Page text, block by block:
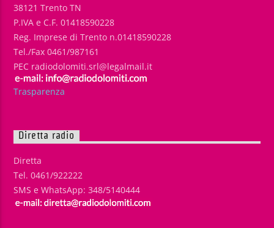
38121 Trento TN
P.IVA e C.F. 01418590228
Reg. Imprese di Trento n.01418590228
Tel./Fax 0461/987161
PEC radiodolomiti.srl@legalmail.it
Trasparenza
Diretta radio
Diretta
Tel. 0461/922222
SMS e WhatsApp: 348/5140444